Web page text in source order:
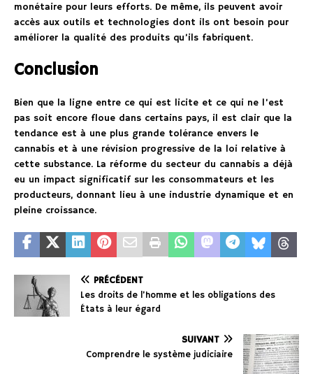
monétaire pour leurs efforts. De même, ils peuvent avoir
accès aux outils et technologies dont ils ont besoin pour
améliorer la qualité des produits qu’ils fabriquent.
Conclusion
Bien que la ligne entre ce qui est licite et ce qui ne l’est
pas soit encore floue dans certains pays, il est clair que la
tendance est à une plus grande tolérance envers le
cannabis et à une révision progressive de la loi relative à
cette substance. La réforme du secteur du cannabis a déjà
eu un impact significatif sur les consommateurs et les
producteurs, donnant lieu à une industrie dynamique et en
pleine croissance.
PRÉCÉDENT
Les droits de l’homme et les obligations des
États à leur égard
SUIVANT
Comprendre le système judiciaire